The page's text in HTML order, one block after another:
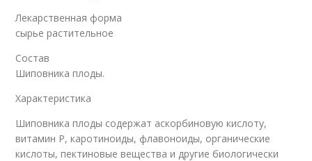
Лекарственная форма
сырье растительное
Состав
Шиповника плоды.
Характеристика
Шиповника плоды содержат аскорбиновую кислоту,
витамин Р, каротиноиды, флавоноиды, органические
кислоты, пектиновые вещества и другие биологически